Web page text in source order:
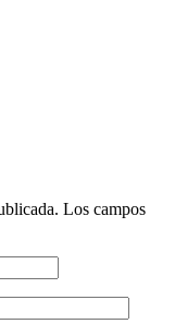
Los campos